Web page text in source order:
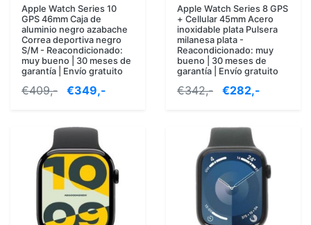
Apple Watch Series 10
GPS 46mm Caja de
aluminio negro azabache
Correa deportiva negro
S/M - Reacondicionado:
muy bueno | 30 meses de
garantía | Envío gratuito
€409,- €349,-
Apple Watch Series 8 GPS
+ Cellular 45mm Acero
inoxidable plata Pulsera
milanesa plata -
Reacondicionado: muy
bueno | 30 meses de
garantía | Envío gratuito
€342,- €282,-